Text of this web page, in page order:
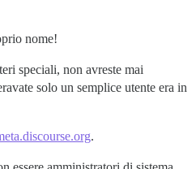
nome!
speciali, non avreste mai
solo un semplice utente era in
.